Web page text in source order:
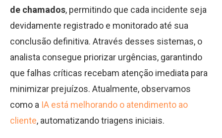
de chamados, permitindo que cada incidente seja
devidamente registrado e monitorado até sua
conclusão definitiva. Através desses sistemas, o
analista consegue priorizar urgências, garantindo
que falhas críticas recebam atenção imediata para
minimizar prejuízos. Atualmente, observamos
como a IA está melhorando o atendimento ao
cliente, automatizando triagens iniciais.